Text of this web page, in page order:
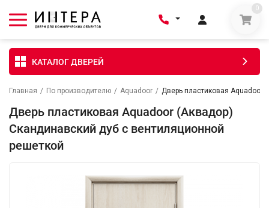
0
КАТАЛОГ ДВЕРЕЙ
Главная / По производителю / Aquadoor / Дверь пластиковая Aquadoor
Дверь пластиковая Aquadoor (Аквадор)
Скандинавский дуб с вентиляционной
решеткой